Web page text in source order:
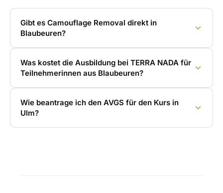
Gibt es Camouflage Removal direkt in
Blaubeuren?
Was kostet die Ausbildung bei TERRA NADA für
Teilnehmerinnen aus Blaubeuren?
Wie beantrage ich den AVGS für den Kurs in
Ulm?